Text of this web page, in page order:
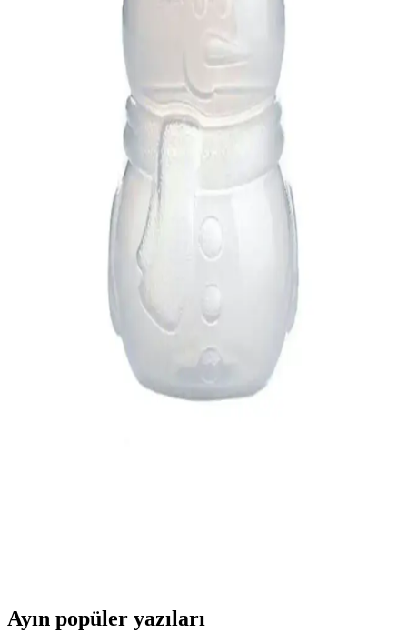
Genel Markalar'ın Naylon Kullan At Tek Şanti Krema Sıkma
Torbası, pratik ve hijyenik kullanımıyla mutfakta krema ve sos
sıkma işlemlerini kolaylaştırır, tekrar kullanılabilir özelliğiyle
ekonomik ve çevre dostudur.
QNİAY Silikon Dondurma Kalıbı Magnum Modeli
Sağlıklı ve Dayanıklı Mutfak Arkadaşı
Yüksek kaliteli silikon malzemeden üretilen QNİAY Magnum
modeli dondurma kalıbı, sağlıklı, dayanıklı ve kolay temizlenebilir
özellikleriyle mutfağınızın vazgeçilmezi olur.
Confidence Home Dijital Baskılı Kaymaz Tabanlı
Yıkanabilir Salon Halısı Özellikleri
Confidence Home'un yıkanabilir, kaymaz ve sağlığa zararsız salon
halısı, modern tasarımı, dayanıklılığı ve kolay temizliği ile evinizde
şıklık ve güvenliği bir arada sunar.
Yenigeldi 300 ml Cam Bardak Sızdırmaz Kapak ve
Silikon Pipetli Doğal Malzeme
Ayın popüler yazıları